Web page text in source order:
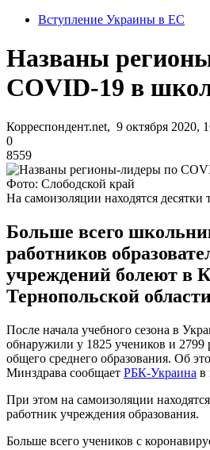
Вступление Украины в ЕС
Названы
COVID-19 в
Корреспондент.net, 9 октября 2020,
0
8559
Фото: Слободской край
На самоизоляции находятся десятки
Больше всего
работников
учреждений болеют в
Тернопольской
После начала учебного сезона в
обнаружили у 1825 учеников и 2799
общего среднего образования. Об
Минздрава сообщает РБК-Украина в
При этом на самоизоляции
работник учреждения образования.
Больше всего учеников с